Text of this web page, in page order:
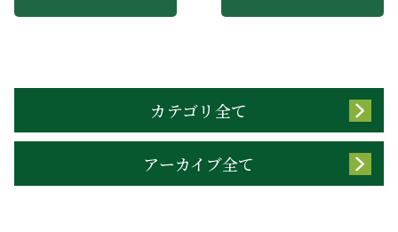
カテゴリ全て
アーカイブ全て